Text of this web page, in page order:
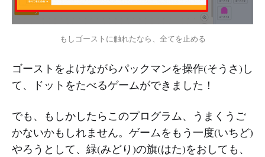
もしゴーストに触れたなら、全てを止める
ゴーストをよけながらパックマンを操作(そうさ)し
て、ドットをたべるゲームができました！
でも、もしかしたらこのプログラム、うまくうご
かないかもしれません。ゲームをもう一度(いちど)
やろうとして、緑(みどり)の旗(はた)をおしても、